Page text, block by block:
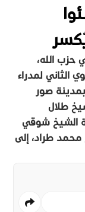
الله،
الثاني لمدراء
صور
طلال
الشيخ شوقي
محمد طراد، إلى